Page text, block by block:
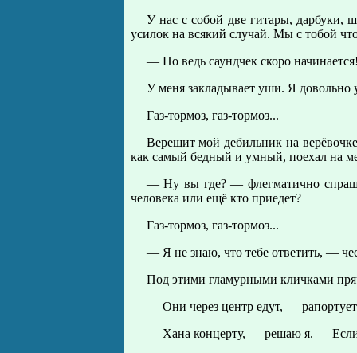
У нас с собой две гитары, дарбуки,
усилок на всякий случай. Мы с тобой
— Но ведь саундчек скоро
У меня закладывает уши. Я довольно
Газ-тормоз, газ-тормоз...
Верещит мой дебильник на
как самый бедный и умный, поехал на
— Ну вы где? — флегматично
человека или ещё кто приедет?
Газ-тормоз, газ-тормоз...
— Я не знаю, что тебе ответить, —
Под этими гламурными кличками
— Они через центр едут, —
— Хана концерту, — решаю я. — Если